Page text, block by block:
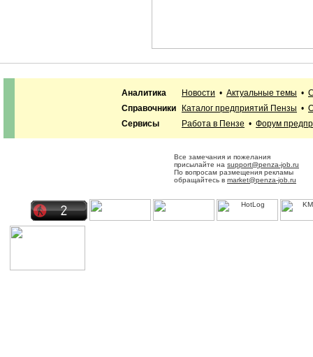
Аналитика Новости • Актуальные темы •
Справочники
Каталог предприятий Пензы •
Сервисы
Работа в Пензе • Форум
Все замечания и пожелания
присылайте на support@penza-job.ru
По вопросам размещения рекламы
обращайтесь в market@penza-job.ru